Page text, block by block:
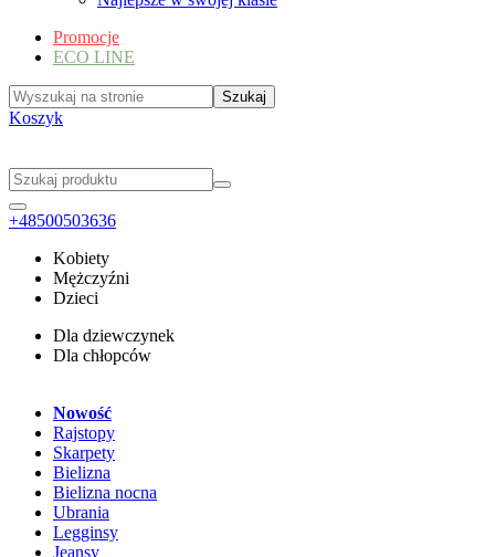
Promocje
ECO LINE
Koszyk
+48500503636
Kobiety
Mężczyźni
Dzieci
Dla dziewczynek
Dla chłopców
Nowość
Rajstopy
Skarpety
Bielizna
Bielizna nocna
Ubrania
Legginsy
Jeansy